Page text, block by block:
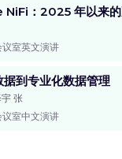
：2025 年以来
议室英文演讲
据到专业化数据管理
张
议室中文演讲